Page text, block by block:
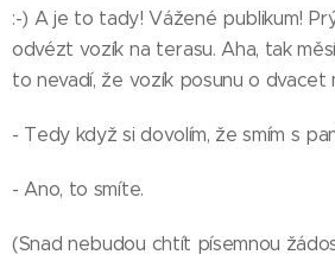
:-) A je to tady! Vážené publikum!
odvézt vozík na terasu. Aha, tak
to nevadí, že vozík posunu o dvacet
- Tedy když si dovolím, že smím s
- Ano, to smíte.
(Snad nebudou chtít písemnou